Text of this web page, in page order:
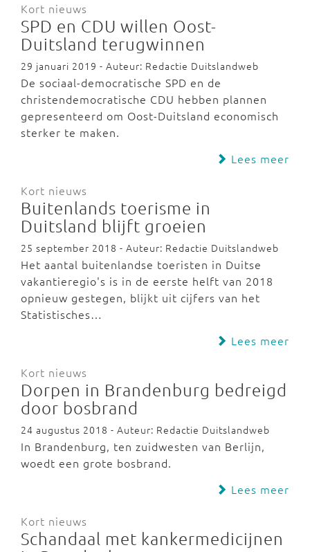
Kort nieuws
SPD en CDU willen Oost-
Duitsland terugwinnen
29 januari 2019 - Auteur: Redactie Duitslandweb
De sociaal-democratische SPD en de
christendemocratische CDU hebben plannen
gepresenteerd om Oost-Duitsland economisch
sterker te maken.
Lees meer
Kort nieuws
Buitenlands toerisme in
Duitsland blijft groeien
25 september 2018 - Auteur: Redactie Duitslandweb
Het aantal buitenlandse toeristen in Duitse
vakantieregio's is in de eerste helft van 2018
opnieuw gestegen, blijkt uit cijfers van het
Statistisches…
Lees meer
Kort nieuws
Dorpen in Brandenburg bedreigd
door bosbrand
24 augustus 2018 - Auteur: Redactie Duitslandweb
In Brandenburg, ten zuidwesten van Berlijn,
woedt een grote bosbrand.
Lees meer
Kort nieuws
Schandaal met kankermedicijnen